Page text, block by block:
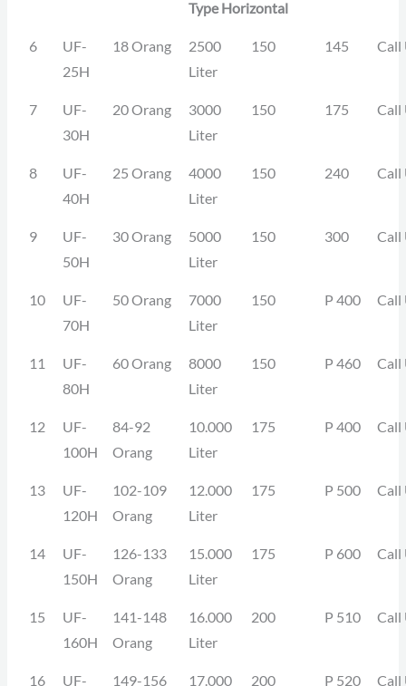
Type Horizontal
6
UF-
25H
18 Orang
2500
Liter
150 145 Call
7
UF-
30H
20 Orang
3000
Liter
150 175 Call
8
UF-
40H
25 Orang
4000
Liter
150 240 Call
9
UF-
50H
30 Orang
5000
Liter
150 300 Call
10
UF-
70H
50 Orang
7000
Liter
150 P 400 Call
11
UF-
80H
60 Orang
8000
Liter
150 P 460 Call
12
UF-
100H
84-92
Orang
10.000
Liter
175 P 400 Call
13
UF-
120H
102-109
Orang
12.000
Liter
175 P 500 Call
14
UF-
150H
126-133
Orang
15.000
Liter
175 P 600 Call
15
UF-
160H
141-148
Orang
16.000
Liter
200 P 510 Call
16
UF-
149-156
17.000
200 P 520 Call